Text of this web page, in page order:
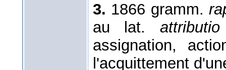
3. 1866 gramm.
au lat. attributio
assignation,
l'acquittement